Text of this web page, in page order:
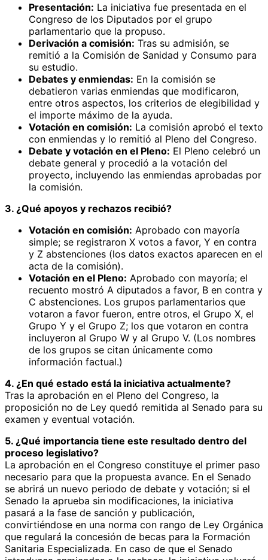
Presentación: La iniciativa fue presentada en el
Congreso de los Diputados por el grupo
parlamentario que la propuso.
Derivación a comisión: Tras su admisión, se
remitió a la Comisión de Sanidad y Consumo para
su estudio.
Debates y enmiendas: En la comisión se
debatieron varias enmiendas que modificaron,
entre otros aspectos, los criterios de elegibilidad y
el importe máximo de la ayuda.
Votación en comisión: La comisión aprobó el texto
con enmiendas y lo remitió al Pleno del Congreso.
Debate y votación en el Pleno: El Pleno celebró un
debate general y procedió a la votación del
proyecto, incluyendo las enmiendas aprobadas por
la comisión.
3. ¿Qué apoyos y rechazos recibió?
Votación en comisión: Aprobado con mayoría
simple; se registraron X votos a favor, Y en contra
y Z abstenciones (los datos exactos aparecen en el
acta de la comisión).
Votación en el Pleno: Aprobado con mayoría; el
recuento mostró A diputados a favor, B en contra y
C abstenciones. Los grupos parlamentarios que
votaron a favor fueron, entre otros, el Grupo X, el
Grupo Y y el Grupo Z; los que votaron en contra
incluyeron al Grupo W y al Grupo V. (Los nombres
de los grupos se citan únicamente como
información factual.)
4. ¿En qué estado está la iniciativa actualmente?
Tras la aprobación en el Pleno del Congreso, la
proposición no de Ley quedó remitida al Senado para su
examen y eventual votación.
5. ¿Qué importancia tiene este resultado dentro del
proceso legislativo?
La aprobación en el Congreso constituye el primer paso
necesario para que la propuesta avance. En el Senado
se abrirá un nuevo periodo de debate y votación; si el
Senado la aprueba sin modificaciones, la iniciativa
pasará a la fase de sanción y publicación,
convirtiéndose en una norma con rango de Ley Orgánica
que regulará la concesión de becas para la Formación
Sanitaria Especializada. En caso de que el Senado